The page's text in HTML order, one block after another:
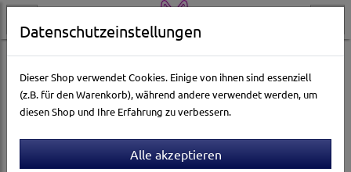
Hundewelt Hundespielzeug & Sport Plüschspielzeug
Datenschutzeinstellungen
Dieser Shop verwendet Cookies. Einige von ihnen sind essenziell
(z.B. für den Warenkorb), während andere verwendet werden, um
diesen Shop und Ihre Erfahrung zu verbessern.